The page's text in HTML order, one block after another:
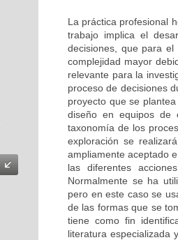
La práctica profesional
trabajo implica el
decisiones, que para
complejidad mayor
relevante para la
proceso de decisiones
proyecto que se
diseño en equipos de
taxonomía de los
exploración se
ampliamente aceptado
las diferentes
Normalmente se ha
pero en este caso se
de las formas que se
tiene como fin
literatura especializada